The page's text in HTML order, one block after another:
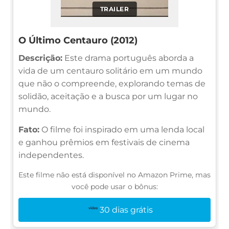
TRAILER
O Último Centauro (2012)
Descrição: Este drama português aborda a
vida de um centauro solitário em um mundo
que não o compreende, explorando temas de
solidão, aceitação e a busca por um lugar no
mundo.
Fato: O filme foi inspirado em uma lenda local
e ganhou prêmios em festivais de cinema
independentes.
Este filme não está disponível no Amazon Prime, mas
você pode usar o bônus:
30 dias grátis